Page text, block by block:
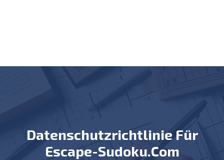
Datenschutzrichtlinie Für
Escape-Sudoku.com